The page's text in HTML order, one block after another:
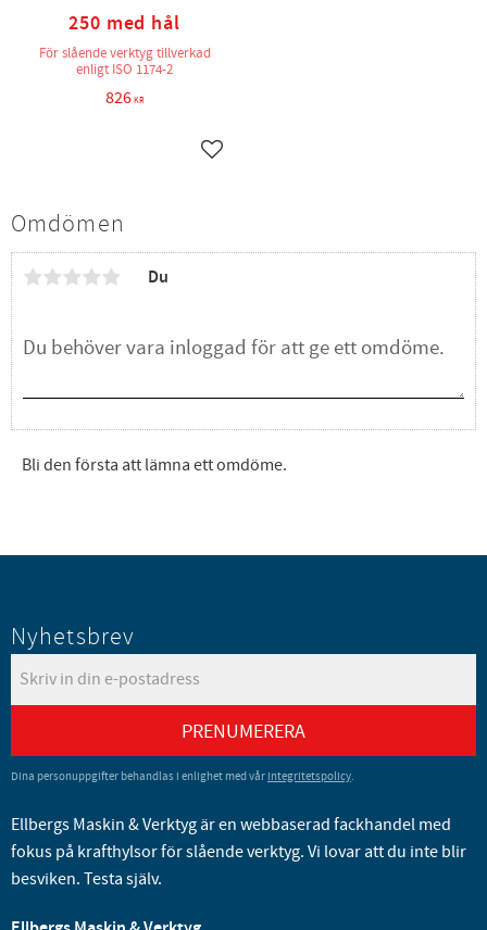
Omdömen
Du
Bli den första att lämna ett omdöme.
250 med hål
För slående verktyg tillverkad
enligt ISO 1174-2
826KR
Lägg till i favoriter
Nyhetsbrev
PRENUMERERA
Dina personuppgifter behandlas i enlighet med vår integritetspolicy.
Ellbergs Maskin & Verktyg är en webbaserad fackhandel med
fokus på krafthylsor för slående verktyg. Vi lovar att du inte blir
besviken. Testa själv.